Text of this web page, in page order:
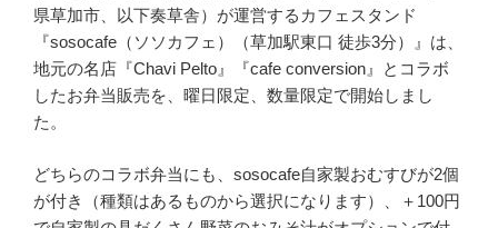
県草加市、以下奏草舎）が運営するカフェスタンド
『sosocafe（ソソカフェ）（草加駅東口 徒歩3分）』は、
地元の名店『Chavi Pelto』『cafe conversion』とコラボ
したお弁当販売を、曜日限定、数量限定で開始しまし
た。
どちらのコラボ弁当にも、sosocafe自家製おむすびが2個
が付き（種類はあるものから選択になります）、＋100円